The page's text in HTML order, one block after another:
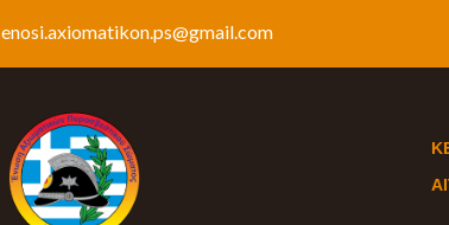
enosi.axiomatikon.ps@gmail.com